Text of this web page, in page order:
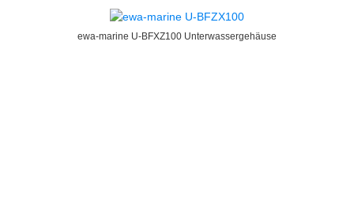
ewa-marine U-BFXZ100 Unterwassergehäuse